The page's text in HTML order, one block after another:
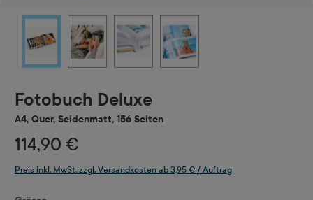
Fotobuch Deluxe
A4, Quer, Seidenmatt, 156 Seiten
114,90 €
Preis inkl. MwSt. zzgl. Versandkosten ab 3,95 € / Auftrag